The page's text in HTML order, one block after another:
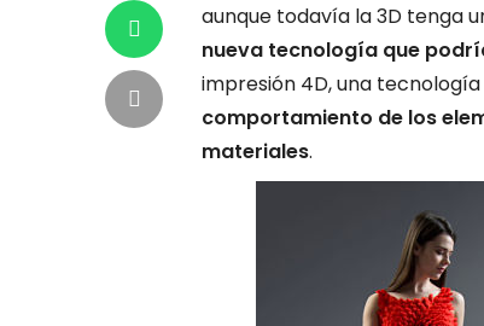
aunque todavía la 3D tenga
nueva tecnología que
impresión 4D, una
comportamiento de los
materiales.